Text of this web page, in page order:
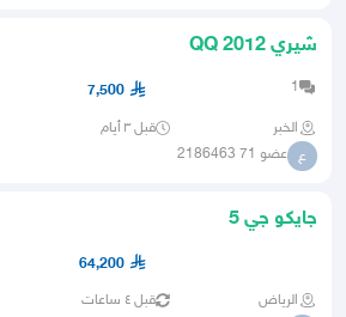
شيري QQ 2012
1
7,500
الخبر قبل ٣ أيام
ع عضو 71 2186463
جايكو جي 5
64,200
الرياض قبل ٤ ساعات